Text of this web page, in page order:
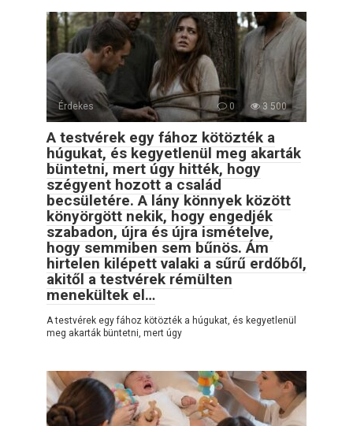
Érdekes 0 3 500
A testvérek egy fához kötözték a
húgukat, és kegyetlenül meg akarták
büntetni, mert úgy hitték, hogy
szégyent hozott a család
becsületére. A lány könnyek között
könyörgött nekik, hogy engedjék
szabadon, újra és újra ismételve,
hogy semmiben sem bűnös. Ám
hirtelen kilépett valaki a sűrű erdőből,
akitől a testvérek rémülten
menekültek el…
A testvérek egy fához kötözték a húgukat, és kegyetlenül
meg akarták büntetni, mert úgy